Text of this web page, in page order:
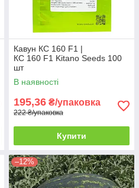
Кавун КС 160 F1 |
КС 160 F1 Kitano Seeds 100
шт
В наявності
195,36 ₴/упаковка
222 ₴/упаковка
Купити
–12%